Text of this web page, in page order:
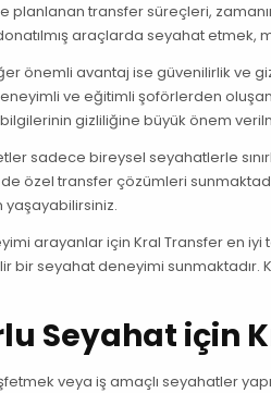
planlanan transfer süreçleri,
araçlarda seyahat etmek,
önemli avantaj ise güvenilirlik ve
ve eğitimli şoförlerden
bilgilerinin gizliliğine büyük önem
sadece bireysel seyahatlerle
özel transfer çözümleri
arayanlar için Kral Transfer en
seyahat deneyimi sunmaktadır.
Seyahat için
veya iş amaçlı seyahatler